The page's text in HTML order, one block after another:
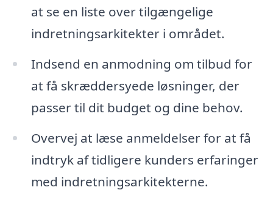
at se en liste over tilgængelige
indretningsarkitekter i området.
Indsend en anmodning om tilbud for
at få skræddersyede løsninger, der
passer til dit budget og dine behov.
Overvej at læse anmeldelser for at få
indtryk af tidligere kunders erfaringer
med indretningsarkitekterne.